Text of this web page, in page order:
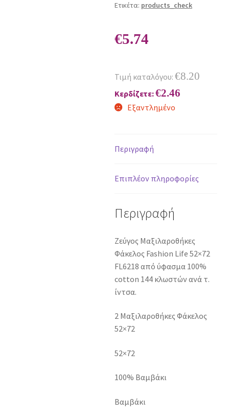
Ετικέτα: products_check
€5.74
Τιμή καταλόγου: €8.20
Κερδίζετε:€2.46
Εξαντλημένο
Περιγραφή
Επιπλέον πληροφορίες
Περιγραφή
Ζεύγος Μαξιλαροθήκες
Φάκελος Fashion Life 52×72
FL6218 από ύφασμα 100%
cotton 144 κλωστών ανά τ.
ίντσα.
2 Μαξιλαροθήκες Φάκελος
52×72
52×72
100% Βαμβάκι
Βαμβάκι